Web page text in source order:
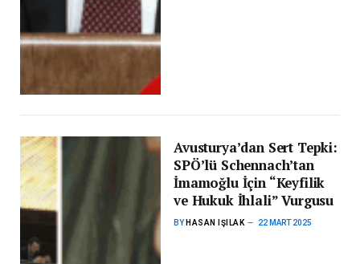
Avusturya’dan Sert Tepki:
SPÖ’lü Schennach’tan
İmamoğlu İçin “Keyfilik
ve Hukuk İhlali” Vurgusu
BY HASAN IŞILAK 22 MART 2025